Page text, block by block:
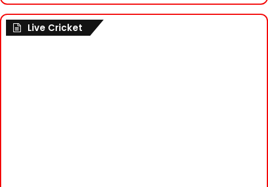
Live Cricket